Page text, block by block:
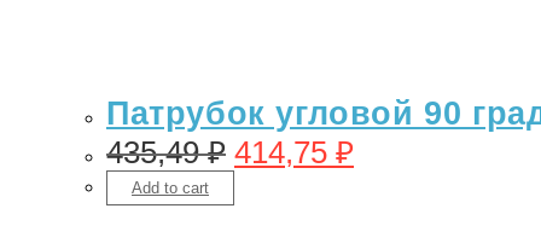
Патрубок угловой 90
435,49₽ 414,75 ₽
Add to cart